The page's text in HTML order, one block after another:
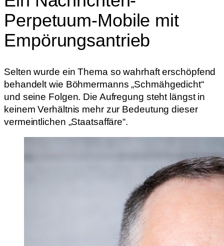
Perpetuum-Mobile mit
Empörungsantrieb
Selten wurde ein Thema so wahrhaft erschöpfend
behandelt wie Böhmermanns „Schmähgedicht“
und seine Folgen. Die Aufregung steht längst in
keinem Verhältnis mehr zur Bedeutung dieser
vermeintlichen „Staatsaffäre“.